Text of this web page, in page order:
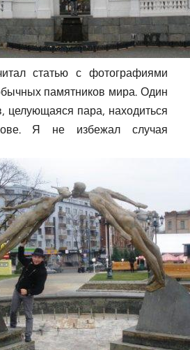
статью с фотографиями
памятников мира. Один
целующаяся пара, находиться
Я не избежал случая